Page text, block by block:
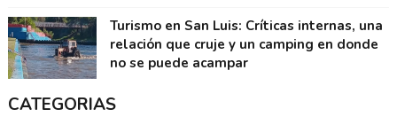
Turismo en San Luis: Críticas internas, una
relación que cruje y un camping en donde
no se puede acampar
CATEGORIAS